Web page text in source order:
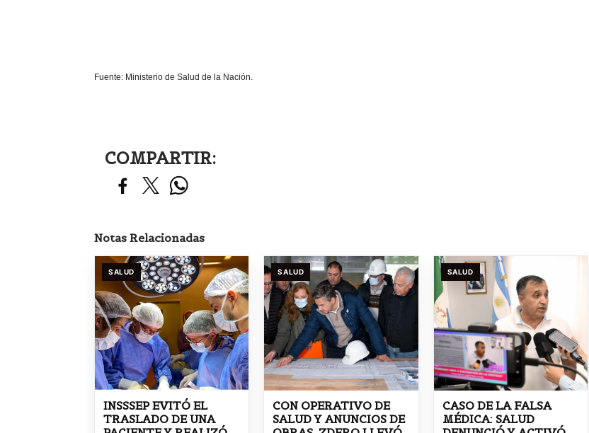
Fuente: Ministerio de Salud de la Nación.
COMPARTIR:
Notas Relacionadas
SALUD
INSSSEP EVITÓ EL
TRASLADO DE UNA
SALUD
CON OPERATIVO DE
SALUD Y ANUNCIOS DE
SALUD
CASO DE LA FALSA
MÉDICA: SALUD